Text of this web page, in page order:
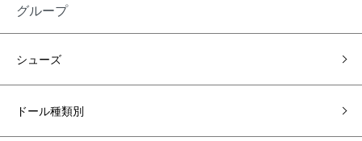
グループ
シューズ
ドール種類別